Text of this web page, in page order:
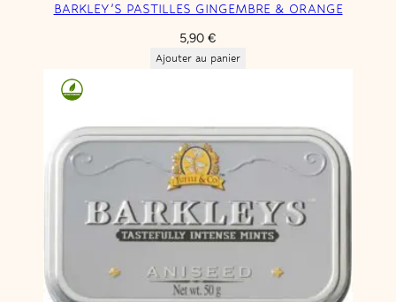
BARKLEY’S PASTILLES GINGEMBRE & ORANGE
5,90 €
Ajouter au panier